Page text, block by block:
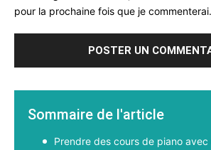
pour la prochaine fois que je commenterai.
Sommaire de l'article
Prendre des cours de piano